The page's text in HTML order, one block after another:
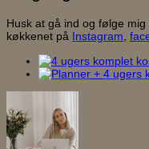
Husk at gå ind og følge
køkkenet på Instagram,